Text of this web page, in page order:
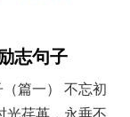
志句子
篇一） 不忘初